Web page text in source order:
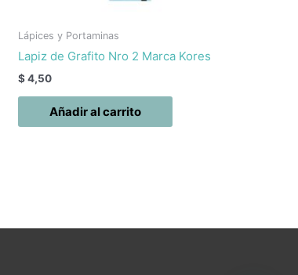
Lápices y Portaminas
Lapiz de Grafito Nro 2 Marca Kores
$4,50
Añadir al carrito